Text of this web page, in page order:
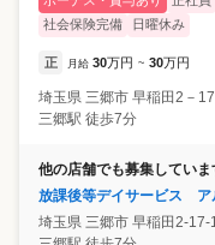
社会保険完備
日曜休み
正 月給 30万円 ~ 30万円
埼玉県 三郷市 早稲田2－
三郷駅 徒歩7分
他の店舗でも募集していま
放課後等デイサービス ア
埼玉県 三郷市 早稲田2-17-